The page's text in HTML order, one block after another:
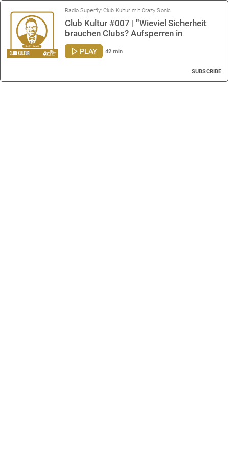
Radio Superfly: Club Kultur mit Crazy Sonic
Club Kultur #007 | "Wieviel Sicherheit
brauchen Clubs? Aufsperren in
Coronazeiten..." feat. DJ Gerald Van Der
HintPLAY 42 min
SUBSCRIBE